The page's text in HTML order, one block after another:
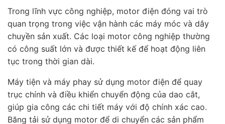
Trong lĩnh vực công nghiệp, motor điện đóng vai trò
quan trọng trong việc vận hành các máy móc và dây
chuyền sản xuất. Các loại motor công nghiệp thường
có công suất lớn và được thiết kế để hoạt động liên
tục trong thời gian dài.
Máy tiện và máy phay sử dụng motor điện để quay
trục chính và điều khiển chuyển động của dao cắt,
giúp gia công các chi tiết máy với độ chính xác cao.
Băng tải sử dụng motor để di chuyển các sản phẩm